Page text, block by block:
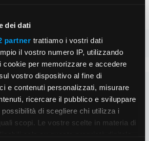
dei dati
partner trattiamo i vostri dati
il vostro numero IP, utilizzando
cookie per memorizzare e accedere
vostro dispositivo al fine di
e contenuti personalizzati, misurare
ricercare il pubblico e sviluppare
di scegliere chi utilizza i
scopi. Le vostre scelte in materia di